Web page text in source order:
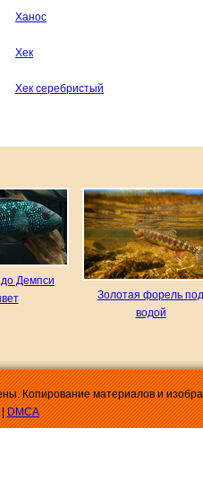
Ханос
Хек
Хек серебристый
Демпси
Золотая форель под
водой
Копирование материалов и
|DMCA